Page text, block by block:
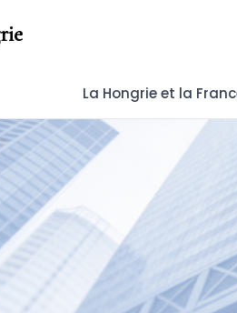
La Hongrie et la